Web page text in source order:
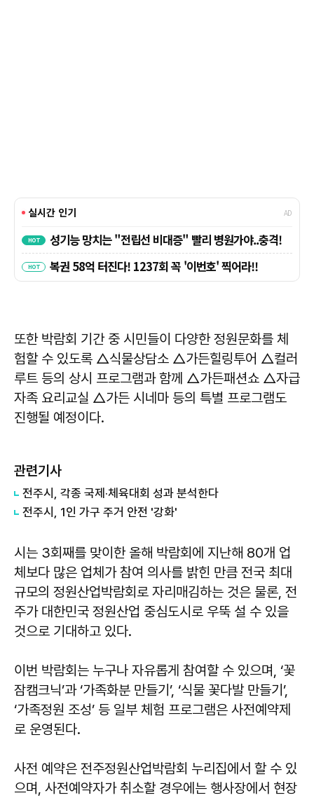
또한 박람회 기간 중 시민들이 다양한 정원문화를 체
험할 수 있도록 △식물상담소 △가든힐링투어 △컬러
루트 등의 상시 프로그램과 함께 △가든패션쇼 △자급
자족 요리교실 △가든 시네마 등의 특별 프로그램도
진행될 예정이다.
관련기사
전주시, 각종 국제·체육대회 성과 분석한다
전주시, 1인 가구 주거 안전 '강화'
시는 3회째를 맞이한 올해 박람회에 지난해 80개 업
체보다 많은 업체가 참여 의사를 밝힌 만큼 전국 최대
규모의 정원산업박람회로 자리매김하는 것은 물론, 전
주가 대한민국 정원산업 중심도시로 우뚝 설 수 있을
것으로 기대하고 있다.
이번 박람회는 누구나 자유롭게 참여할 수 있으며, ‘꽃
잠캠크닉’과 ‘가족화분 만들기’, ‘식물 꽃다발 만들기’,
‘가족정원 조성’ 등 일부 체험 프로그램은 사전예약제
로 운영된다.
사전 예약은 전주정원산업박람회 누리집에서 할 수 있
으며, 사전예약자가 취소할 경우에는 행사장에서 현장